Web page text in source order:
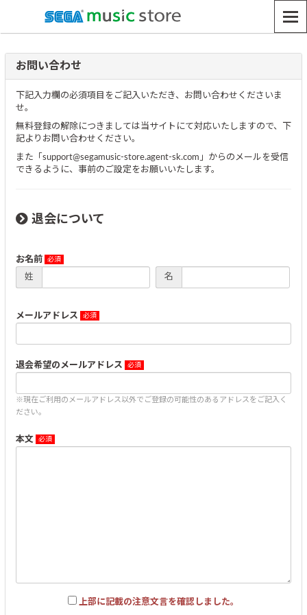
お問い合わせ
下記入力欄の必須項目をご記入いただき、お問い合わせくださいま
せ。
無料登録の解除につきましては当サイトにて対応いたしますので、下
記よりお問い合わせください。
また「support@segamusic-store.agent-sk.com」からのメールを受信
できるように、事前のご設定をお願いいたします。
退会について
お名前
姓
名
メールアドレス
退会希望のメールアドレス
※現在ご利用のメールアドレス以外でご登録の可能性のあるアドレスをご記入く
ださい。
本文
上部に記載の注意文言を確認しました。